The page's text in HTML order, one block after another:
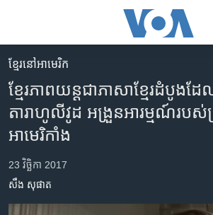
គេហទំព័រ​
ទាក់ទង
រំលង​
និង​
ចូល​
ទំព័រ​
ព័ត៌មាន​​
កម្ពុជា
អន្តរជាតិ
អាមេរិក
ហេឡូវីអូអេ
កម្ពុជាច្នៃប្រតិដ្ឋ
ខ្មែរ​នៅ​អាមេរិក
ខ្មែរ​ភាពយន្ត​ជា​ភាសា​ខ្មែរ​ដំបូង​
តារា​ហូលីវូដ ​អង្រួន​អារម្មណ៍​របស់​ក្
អាមេរិកាំង
23 វិច្ឆិកា 2017
សឹង សុផាត